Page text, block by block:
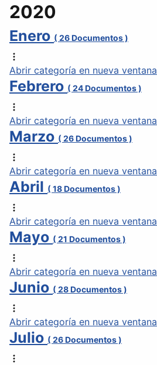
2020
Enero ( 26 Documentos )
Abrir categoría en nueva ventana
Febrero ( 24 Documentos )
Abrir categoría en nueva ventana
Marzo ( 26 Documentos )
Abrir categoría en nueva ventana
Abril ( 18 Documentos )
Abrir categoría en nueva ventana
Mayo ( 21 Documentos )
Abrir categoría en nueva ventana
Junio ( 28 Documentos )
Abrir categoría en nueva ventana
Julio ( 26 Documentos )